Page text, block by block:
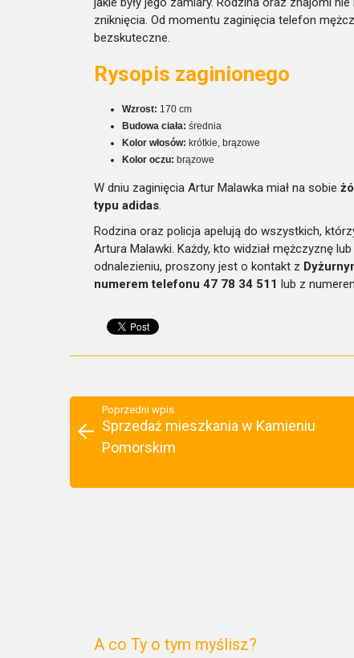
zniknięcia. Od momentu zaginięcia telefon
bezskuteczne.
Rysopis zaginionego
Wzrost: 170 cm
Budowa ciała: średnia
Kolor włosów: krótkie, brązowe
Kolor oczu: brązowe
W dniu zaginięcia Artur Malawka miał na sobie
typu adidas.
Rodzina oraz policja apelują do wszystkich,
Artura Malawki. Każdy, kto widział mężczyznę
odnalezieniu, proszony jest o kontakt z
numerem telefonu 47 78 34 511 lub z
Poprzedni wpis
Sprzedaż mieszkania w Kamieniu
Pomorskim
A co Ty o tym myślisz?